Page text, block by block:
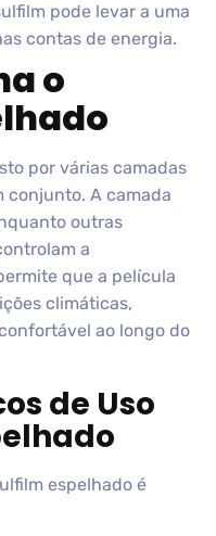
pode levar a uma
contas de energia.
o
por várias camadas
conjunto. A camada
outras
a
que a película
climáticas,
ao longo do
de Uso
espelhado é